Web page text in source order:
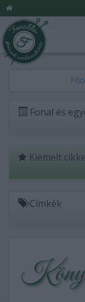
Fonal és
Kiemelt
Címkék